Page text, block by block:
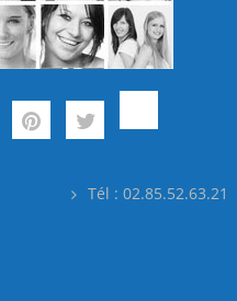
Tél : 02.85.52.63.21